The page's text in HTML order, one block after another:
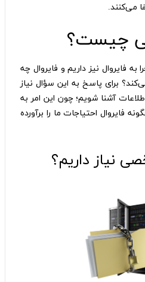
می‌کنند.
چیست؟
فایروال نیز داریم و فایروال چه
برای پاسخ به این سؤال نیاز
آشنا شویم؛ چون این امر به
فایروال احتیاجات ما را برآورده
نیاز داریم؟